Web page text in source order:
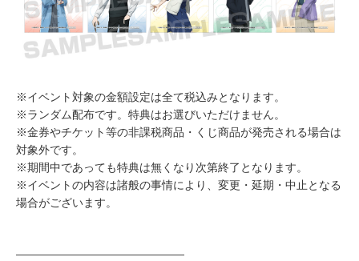
※イベント対象の金額設定は全て税込みとなります。
※ランダム配布です。特典はお選びいただけません。
※金券やチケット等の非課税商品・くじ商品が発売される場合は
対象外です。
※期間中であっても特典は無くなり次第終了となります。
※イベントの内容は諸般の事情により、変更・延期・中止となる
場合がございます。
―――――――――――――――